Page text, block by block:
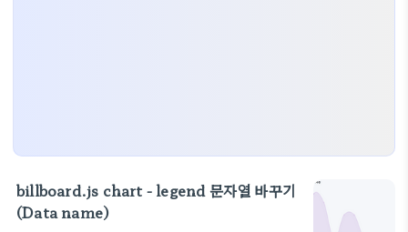
billboard.js chart - legend 문자열 바꾸기
(Data name)